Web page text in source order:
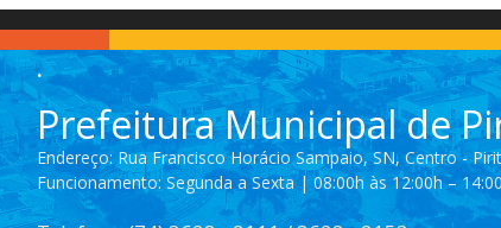
.
Prefeitura Municipal de
Endereço: Rua Francisco Horácio Sampaio, SN, Centro -
Funcionamento: Segunda a Sexta | 08:00h às 12:00h –